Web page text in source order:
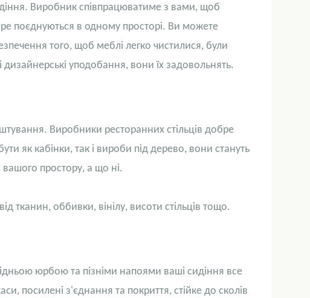
Виробник співпрацюватиме з вами, щоб
поєднуються в одному просторі. Ви можете
того, щоб меблі легко чистилися, були
уподобання, вони їх задовольнять.
Виробники ресторанних стільців добре
як кабінки, так і вироби під дерево, вони стануть
простору, а що ні.
тканин, оббивки, вінілу, висоти стільців тощо.
юрбою та пізніми напоями ваші сидіння все
посилені з'єднання та покриття, стійке до сколів